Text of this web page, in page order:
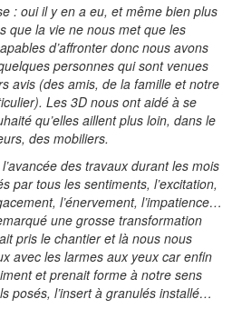
: oui il y en a eu, et même bien plus
que la vie ne nous met que les
d’affronter donc nous avons
personnes qui sont venues
avis (des amis, de la famille et notre
Les 3D nous ont aidé à se
qu’elles aillent plus loin, dans le
des mobiliers.
des travaux durant les mois
par tous les sentiments, l’excitation,
l’énervement, l’impatience…
une grosse transformation
pris le chantier et là nous nous
avec les larmes aux yeux car enfin
et prenait forme à notre sens
posés, l’insert à granulés installé…